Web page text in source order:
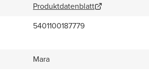
Produktdatenblatt
5401100187779
Mara